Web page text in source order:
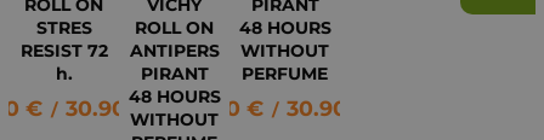
STRES
RESIST 72
h.
€ / 30.90 лв.
ROLL ON
ANTIPERS
PIRANT
48 HOURS
WITHOUT
48 HOURS
WITHOUT
PERFUME
15.80 € / 30.90